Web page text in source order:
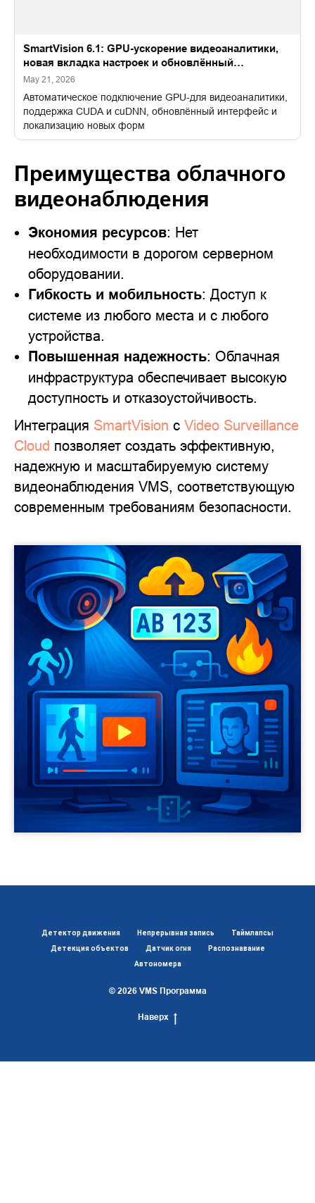
SmartVision 6.1: GPU-ускорение видеоаналитики,
новая вкладка настроек и обновлённый
интерфейс
May 21, 2026
Автоматическое подключение GPU-для видеоаналитики,
поддержка CUDA и cuDNN, обновлённый интерфейс и
локализацию новых форм
Преимущества облачного
видеонаблюдения
Экономия ресурсов: Нет
необходимости в дорогом серверном
оборудовании.
Гибкость и мобильность: Доступ к
системе из любого места и с любого
устройства.
Повышенная надежность: Облачная
инфраструктура обеспечивает высокую
доступность и отказоустойчивость.
Интеграция SmartVision с Video Surveillance
Cloud позволяет создать эффективную,
надежную и масштабируемую систему
видеонаблюдения VMS, соответствующую
современным требованиям безопасности.
Детектор движения Непрерывная запись
Таймлапсы
Детекция объектов
Датчик огня
Распознавание
Автономера
© 2026 VMS Программа
Наверх